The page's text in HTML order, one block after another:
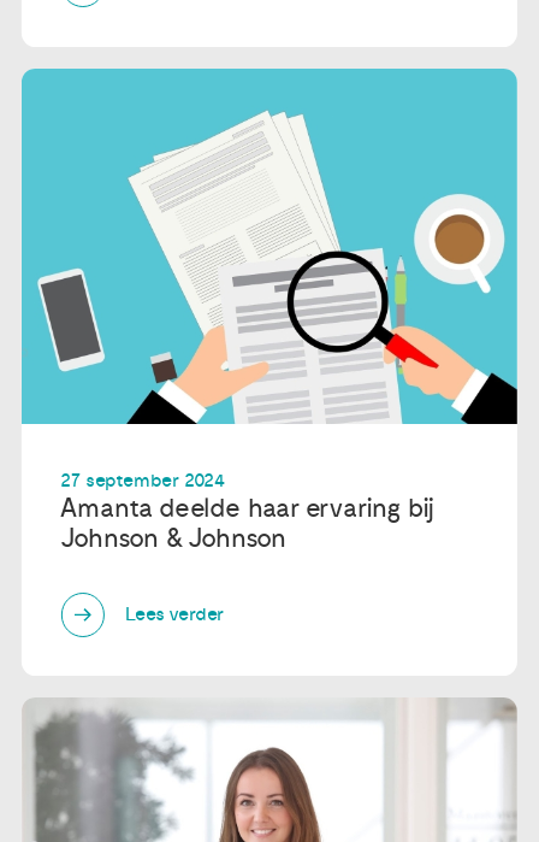
27 september 2024
Amanta deelde haar ervaring bij
Johnson & Johnson
Lees verder